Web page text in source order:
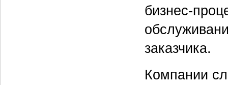
бизнес-
заказчика.
Компании